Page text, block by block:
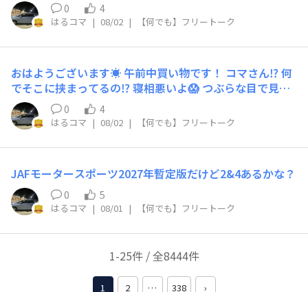
0 4
はるコマ | 08/02 | 【何でも】フリートーク
おはようございます☀️ 午前中買い物です！ コマさん⁉️ 何
でそこに挟まってるの⁉️ 寝相悪いよ😱 つぶらな目で見な
いでズラ😵‍💫😵
0 4
はるコマ | 08/02 | 【何でも】フリートーク
JAFモータースポーツ2027年暫定版だけど2&4あるかな？
0 5
はるコマ | 08/01 | 【何でも】フリートーク
1-25件 / 全8444件
1 2 … 338 ›